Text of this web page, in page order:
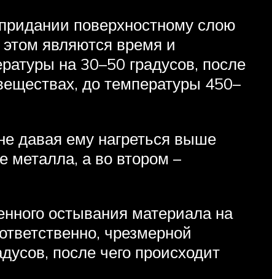
поверхностному слою
являются время и
на 30–50 градусов, после
до температуры 450–
давая ему нагреться выше
металла, а во втором –
остывания материала на
чрезмерной
после чего происходит